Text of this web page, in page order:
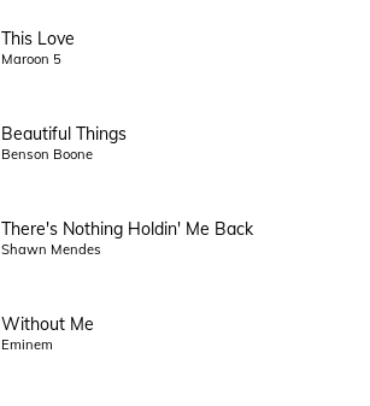
This Love
Maroon 5
Beautiful Things
Benson Boone
There's Nothing Holdin' Me Back
Shawn Mendes
Without Me
Eminem